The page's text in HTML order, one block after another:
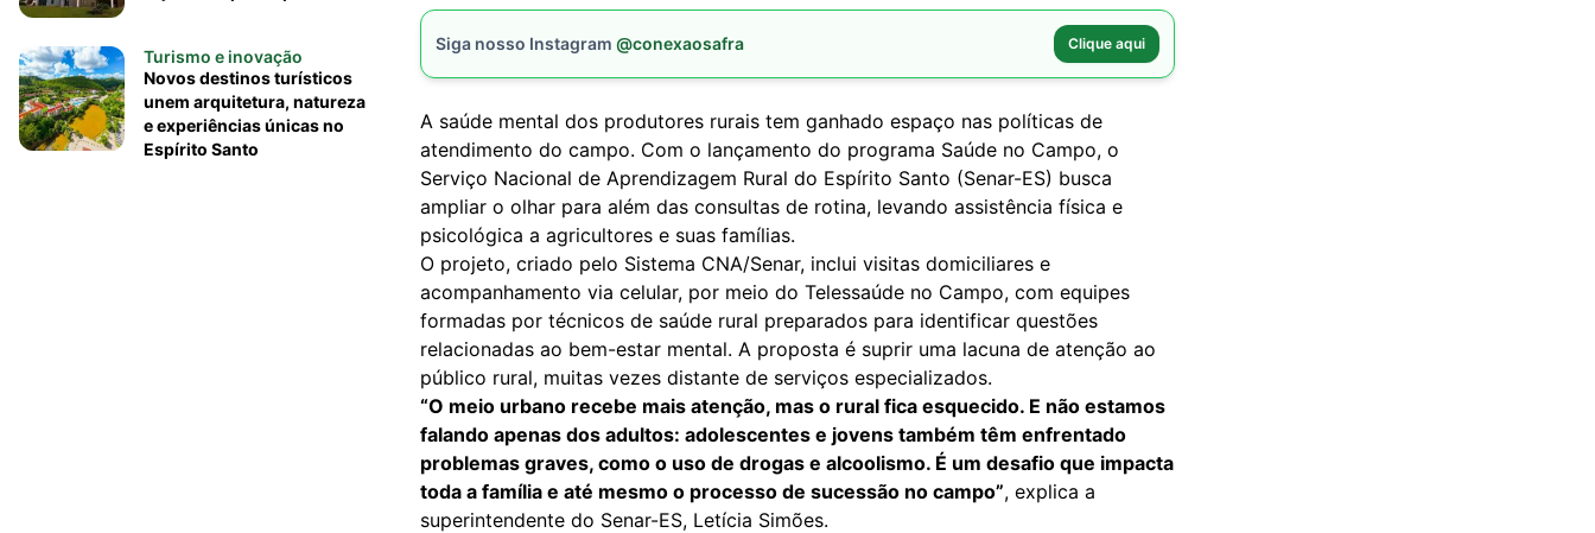
Turismo e inovação
Novos destinos turísticos
unem arquitetura, natureza
e experiências únicas no
Espírito Santo
Siga nosso Instagram @conexaosafra Clique aqui
A saúde mental dos produtores rurais tem ganhado espaço nas políticas de
atendimento do campo. Com o lançamento do programa Saúde no Campo, o
Serviço Nacional de Aprendizagem Rural do Espírito Santo (Senar-ES) busca
ampliar o olhar para além das consultas de rotina, levando assistência física e
psicológica a agricultores e suas famílias.
O projeto, criado pelo Sistema CNA/Senar, inclui visitas domiciliares e
acompanhamento via celular, por meio do Telessaúde no Campo, com equipes
formadas por técnicos de saúde rural preparados para identificar questões
relacionadas ao bem-estar mental. A proposta é suprir uma lacuna de atenção ao
público rural, muitas vezes distante de serviços especializados.
“O meio urbano recebe mais atenção, mas o rural fica esquecido. E não estamos
falando apenas dos adultos: adolescentes e jovens também têm enfrentado
problemas graves, como o uso de drogas e alcoolismo. É um desafio que impacta
toda a família e até mesmo o processo de sucessão no campo”, explica a
superintendente do Senar-ES, Letícia Simões.